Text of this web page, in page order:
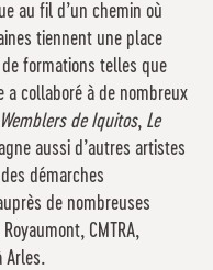
au fil d’un chemin où
tiennent une place
formations telles que
a collaboré à de nombreux
de Iquitos, Le
aussi d’autres artistes
démarches
de nombreuses
CMTRA,
Arles.